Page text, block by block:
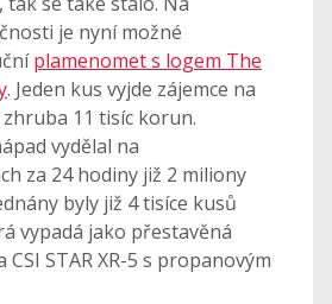
je nyní možné
plamenomet s logem The
. Jeden kus vyjde zájemce na
11 tisíc korun.
vydělal na
za 24 hodiny již 2 miliony
byly již 4 tisíce kusů
vypadá jako přestavěná
STAR XR-5 s propanovým